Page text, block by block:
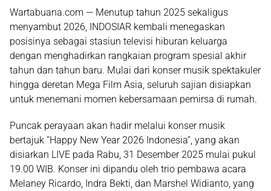
Wartabuana.com — Menutup tahun 2025 sekaligus
menyambut 2026, INDOSIAR kembali menegaskan
posisinya sebagai stasiun televisi hiburan keluarga
dengan menghadirkan rangkaian program spesial akhir
tahun dan tahun baru. Mulai dari konser musik spektakuler
hingga deretan Mega Film Asia, seluruh sajian disiapkan
untuk menemani momen kebersamaan pemirsa di rumah.
Puncak perayaan akan hadir melalui konser musik
bertajuk “Happy New Year 2026 Indonesia” , yang akan
disiarkan LIVE pada Rabu, 31 Desember 2025 mulai pukul
19.00 WIB. Konser ini dipandu oleh trio pembawa acara
Melaney Ricardo, Indra Bekti, dan Marshel Widianto , yang